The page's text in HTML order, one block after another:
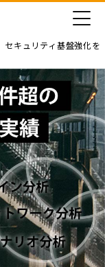
セキュリティ基盤強化を